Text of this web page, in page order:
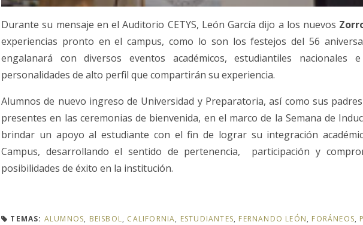
Durante su mensaje en el Auditorio CETYS, León García dijo a los nuevos
experiencias pronto en el campus, como lo son los festejos del 56
engalanará con diversos eventos académicos, estudiantiles nacionales
personalidades de alto perfil que compartirán su experiencia.
Alumnos de nuevo ingreso de Universidad y Preparatoria, así como sus
presentes en las ceremonias de bienvenida, en el marco de la Semana de
brindar un apoyo al estudiante con el fin de lograr su integración
Campus, desarrollando el sentido de pertenencia, participación y
posibilidades de éxito en la institución.
TEMAS: ALUMNOS, BEISBOL, CALIFORNIA, ESTUDIANTES, FERNANDO LEÓN, FORÁNEOS,